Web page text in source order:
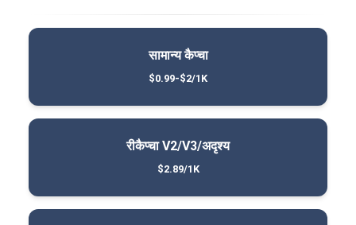
सामान्य कैप्चा
$0.99-$2/1K
रीकैप्चा V2/V3/अदृश्य
$2.89/1K